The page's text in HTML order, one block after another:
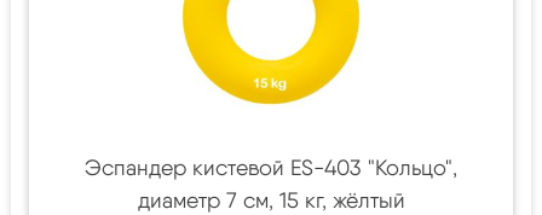
Эспандер кистевой ES-403 "Кольцо",
диаметр 7 см, 15 кг, жёлтый